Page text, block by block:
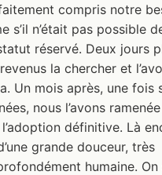
compris notre
s’il n’était pas possible
réservé. Deux jours
la chercher et
Un mois après, une fois
nous l’avons
définitive. Là
grande douceur, très
humaine. On